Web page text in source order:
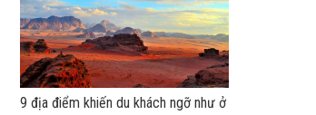
9 địa điểm khiến du khách ngỡ như ở